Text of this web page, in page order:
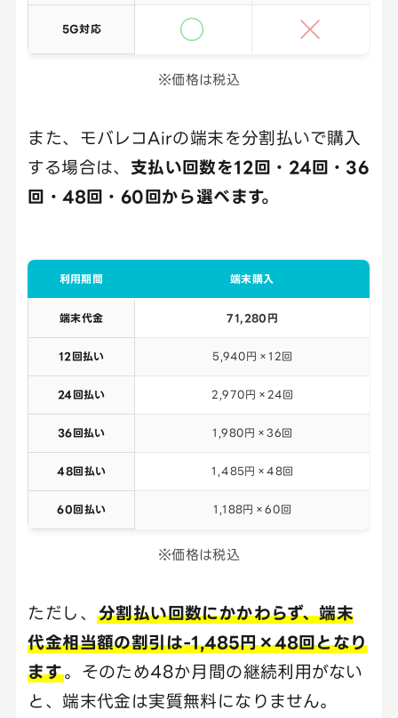
5G対応
※価格は税込
また、モバレコAirの端末を分割払いで購入
する場合は、 支払い回数を12回・24回・36
回・48回・60回から選べます。
利用期間 端末購入
端末代金 71,280円
12回払い 5,940円×12回
24回払い 2,970円×24回
36回払い 1,980円×36回
48回払い 1,485円×48回
60回払い 1,188円×60回
※価格は税込
ただし、 分割払い回数にかかわらず、端末
代金相当額の割引は-1,485円×48回となり
ます。そのため48か月間の継続利用がない
と、端末代金は実質無料になりません。